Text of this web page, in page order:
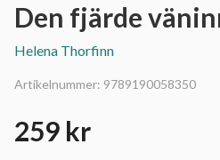
Den fjärde
Helena Thorfinn
Artikelnummer: 9789190058350
259 kr